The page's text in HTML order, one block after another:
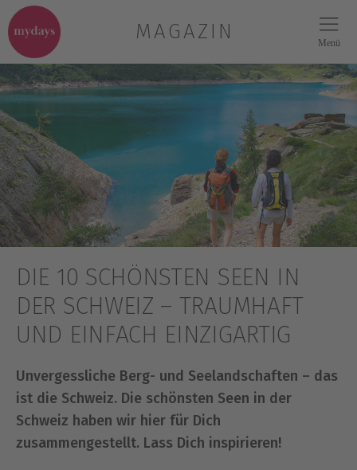
MAGAZIN Menü
DIE 10 SCHÖNSTEN SEEN IN
DER SCHWEIZ – TRAUMHAFT
UND EINFACH EINZIGARTIG
Unvergessliche Berg- und Seelandschaften – das
ist die Schweiz. Die schönsten Seen in der
Schweiz haben wir hier für Dich
zusammengestellt. Lass Dich inspirieren!